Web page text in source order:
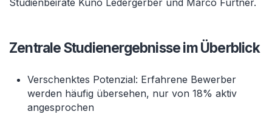
Zentrale Studienergebnisse im Überblick
Verschenktes Potenzial: Erfahrene Bewerber
werden häufig übersehen, nur von 18% aktiv
angesprochen